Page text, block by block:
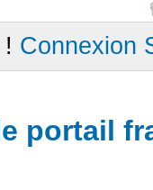
Connexion
portail